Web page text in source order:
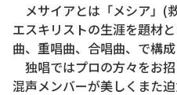
メサイアとは「メシア」(
エスキリストの生涯を題材
曲、重唱曲、合唱曲、で構成
独唱ではプロの方々をお
混声メンバーが美しくまた